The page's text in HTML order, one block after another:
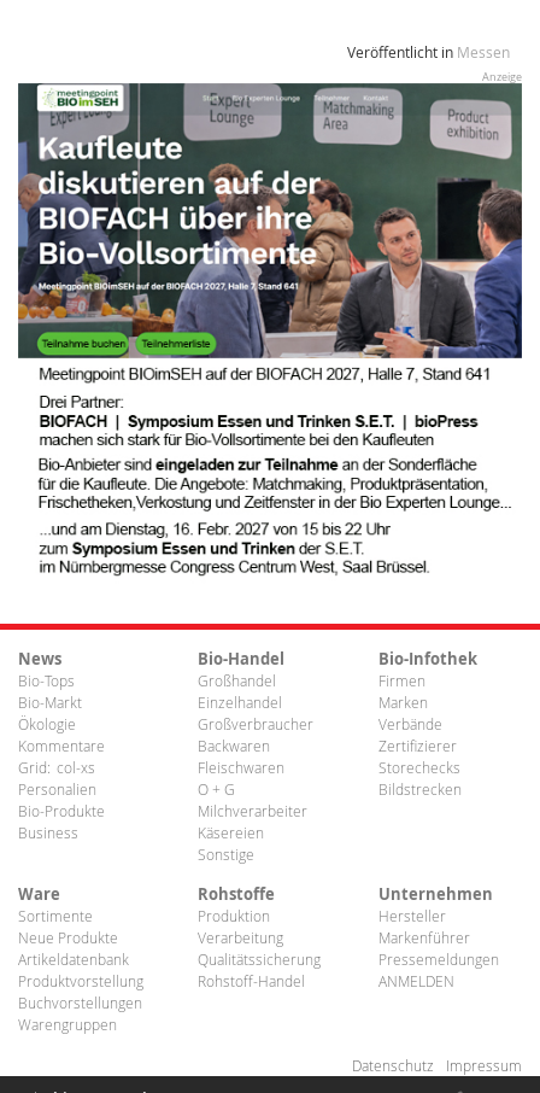
Veröffentlicht in Messen
Anzeige
News
Bio-Tops
Bio-Markt
Ökologie
Kommentare
Grid: col-xs
Personalien
Bio-Produkte
Business
Bio-Handel
Großhandel
Einzelhandel
Großverbraucher
Backwaren
Fleischwaren
O + G
Milchverarbeiter
Käsereien
Sonstige
Bio-Infothek
Firmen
Marken
Verbände
Zertifizierer
Storechecks
Bildstrecken
Ware
Sortimente
Neue Produkte
Artikeldatenbank
Produktvorstellung
Buchvorstellungen
Warengruppen
Rohstoffe
Produktion
Verarbeitung
Qualitätssicherung
Rohstoff-Handel
Unternehmen
Hersteller
Markenführer
Pressemeldungen
ANMELDEN
Datenschutz
Impressum